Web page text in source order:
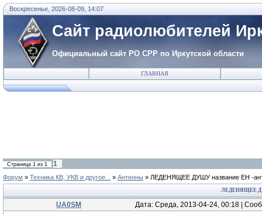
Воскресенье, 2026-08-09, 14:07
Сайт радиолюбителей
Официальный сайт РО СРР по Иркутской области
ГЛАВНАЯ
Страница 1 из 1 1
Форум » Техника КВ, УКВ и другое... » Антенны » ЛЕДЕНЯЩЕЕ ДУШУ название EH -
ЛЕДЕНЯЩЕЕ
UA0SM Дата: Среда, 2013-04-24, 00:18 |